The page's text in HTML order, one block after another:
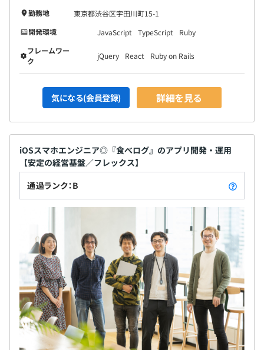
勤務地
東京都渋谷区宇田川町15-1
開発環境
JavaScript TypeScript
Ruby
フレームワー
ク
jQuery React Ruby on Rails
気になる(会員登録) 詳細を見る
iOSスマホエンジニア◎『食べログ』のアプリ開発・運用
【安定の経営基盤／フレックス】
通過ランク：B